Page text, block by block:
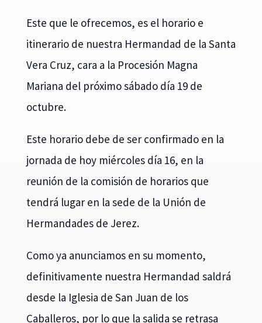
Este que le ofrecemos, es el horario e
itinerario de nuestra Hermandad de la Santa
Vera Cruz, cara a la Procesión Magna
Mariana del próximo sábado día 19 de
octubre.
Este horario debe de ser confirmado en la
jornada de hoy miércoles día 16, en la
reunión de la comisión de horarios que
tendrá lugar en la sede de la Unión de
Hermandades de Jerez.
Como ya anunciamos en su momento,
definitivamente nuestra Hermandad saldrá
desde la Iglesia de San Juan de los
Caballeros, por lo que la salida se retrasa